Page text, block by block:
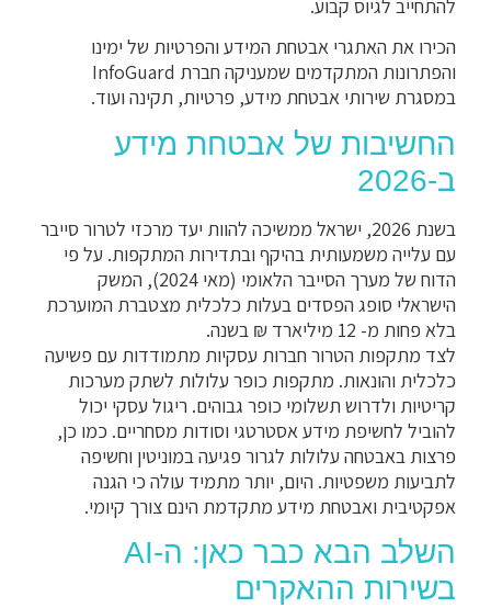
להתחייב לגיוס קבוע.
הכירו את האתגרי אבטחת המידע והפרטיות של ימינו
והפתרונות המתקדמים שמעניקה חברת InfoGuard
במסגרת שירותי אבטחת מידע, פרטיות, תקינה ועוד.
החשיבות של אבטחת מידע
ב-2026
בשנת 2026, ישראל ממשיכה להוות יעד מרכזי לטרור סייבר
עם עלייה משמעותית בהיקף ובתדירות המתקפות. על פי
הדוח של מערך הסייבר הלאומי (מאי 2024), המשק
הישראלי סופג הפסדים בעלות כלכלית מצטברת המוערכת
בלא פחות מ- 12 מיליארד ₪ בשנה.
לצד מתקפות הטרור חברות עסקיות מתמודדות עם פשיעה
כלכלית והונאות. מתקפות כופר עלולות לשתק מערכות
קריטיות ולדרוש תשלומי כופר גבוהים. ריגול עסקי יכול
להוביל לחשיפת מידע אסטרטגי וסודות מסחריים. כמו כן,
פרצות באבטחה עלולות לגרור פגיעה במוניטין וחשיפה
לתביעות משפטיות. היום, יותר מתמיד עולה כי הגנה
אפקטיבית ואבטחת מידע מתקדמת הינם צורך קיומי.
השלב הבא כבר כאן: ה-AI
בשירות ההאקרים